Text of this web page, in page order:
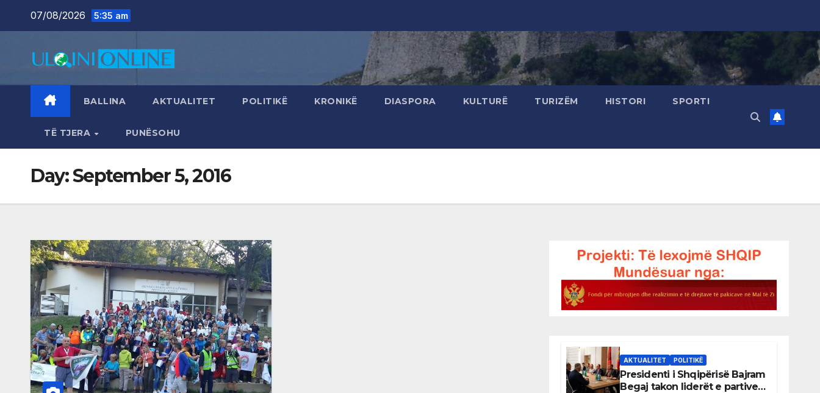
07/08/2026 5:35 am
BALLINA AKTUALITET POLITIKË KRONIKË DIASPORA KULTURË TURIZËM HISTORI SPORTI
TË TJERA PUNËSOHU
Day:September 5, 2016
AKTUALITET POLITIKË
Presidenti i Shqipërisë Bajram
Begaj takon liderët e partive